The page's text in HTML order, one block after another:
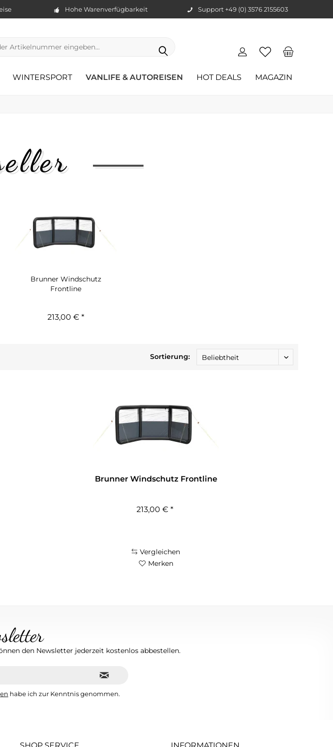
Hohe Warenverfügbarkeit Support +49 (0) 3576 2155603
WINTERSPORT VANLIFE & AUTOREISEN HOT DEALS MAGAZIN
Brunner Windschutz
Frontline
213,00 € *
Sortierung:
Brunner Windschutz Frontline
213,00 € *
Vergleichen
Merken
den Newsletter jederzeit kostenlos abbestellen.
habe ich zur Kenntnis genommen.